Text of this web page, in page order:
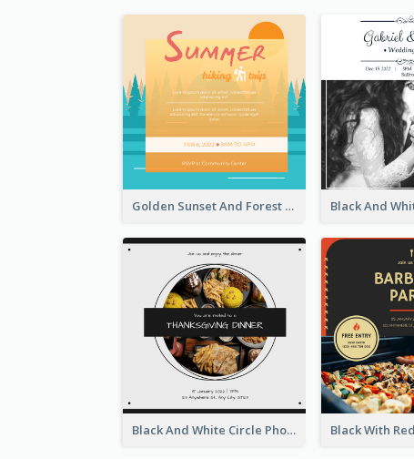
Golden Sunset And Forest Hiking Trip Invitation
Black And White Circle Photo Thanksgiving Dinner Invitation